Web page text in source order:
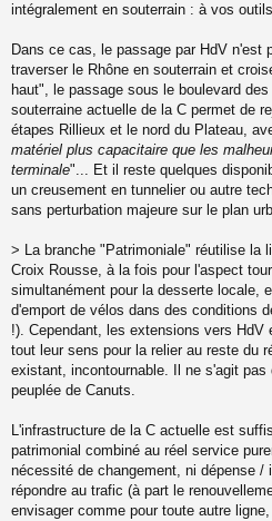
intégralement en souterrain : à vos
Dans ce cas, le passage par HdV n'est
traverser le Rhône en souterrain et
haut", le passage sous le boulevard
souterraine actuelle de la C permet de
étapes Rillieux et le nord du Plateau,
matériel plus capacitaire que les
terminale"... Et il reste quelques
un creusement en tunnelier ou autre
sans perturbation majeure sur le plan
> La branche "Patrimoniale" réutilise la
Croix Rousse, à la fois pour l'aspect
simultanément pour la desserte locale,
d'emport de vélos dans des conditions
!). Cependant, les extensions vers HdV
tout leur sens pour la relier au reste du
existant, incontournable. Il ne s'agit pas
peuplée de Canuts.
L'infrastructure de la C actuelle est
patrimonial combiné au réel service
nécessité de changement, ni dépense
répondre au trafic (à part le
envisager comme pour toute autre